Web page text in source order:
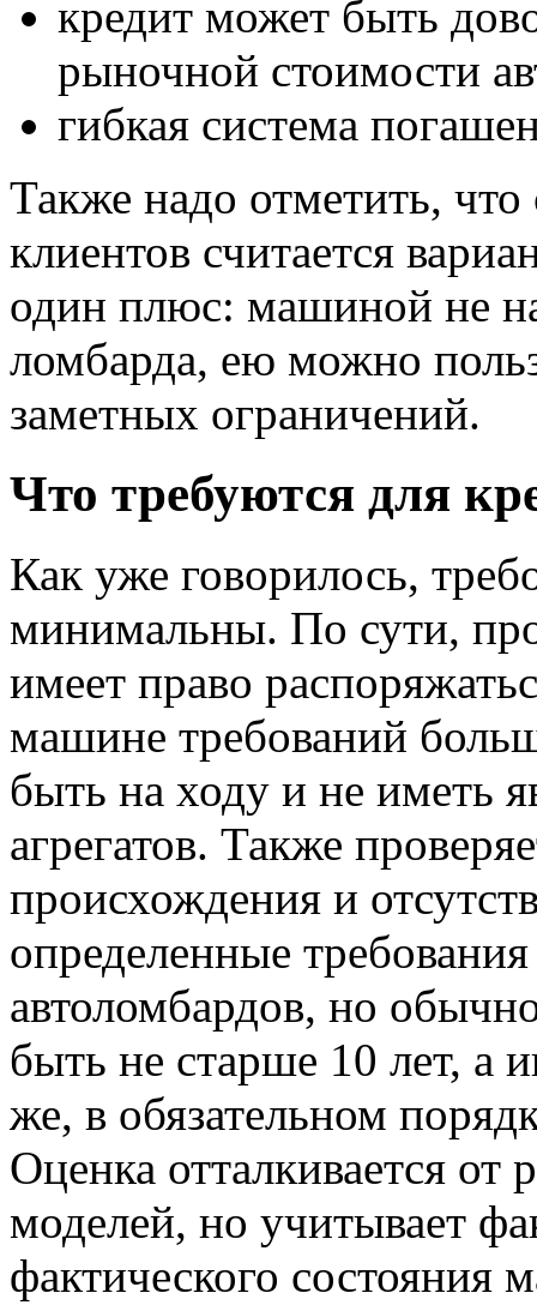
кредит может быть
рыночной стоимости
гибкая система
Также надо отметить,
клиентов считается
один плюс: машиной не
ломбарда, ею можно
заметных ограничений.
Что требуются для
Как уже говорилось,
минимальны. По сути,
имеет право
машине требований
быть на ходу и не иметь
агрегатов. Также
происхождения и
определенные
автоломбардов, но
быть не старше 10 лет, а
же, в обязательном
Оценка отталкивается
моделей, но учитывает
фактического состояния